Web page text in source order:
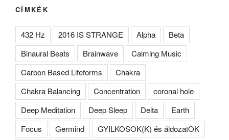
CÍMKÉK
432 Hz 2016 IS STRANGE Alpha
Beta
Binaural Beats
Brainwave
Calming Music
Carbon Based Lifeforms
Chakra
Chakra Balancing
Concentration
coronal hole
Deep Meditation
Deep Sleep Delta
Earth
Focus
Germind GYILKOSOK(K) és áldozatOK